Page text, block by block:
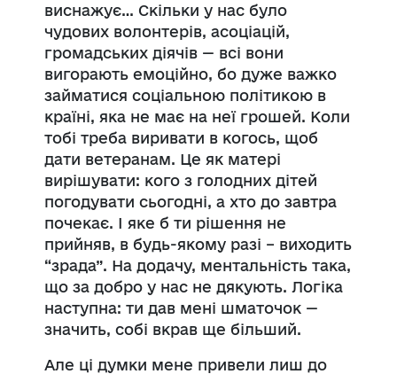
виснажує… Скільки у нас було
чудових волонтерів, асоціацій,
громадських діячів — всі вони
вигорають емоційно, бо дуже важко
займатися соціальною політикою в
країні, яка не має на неї грошей. Коли
тобі треба виривати в когось, щоб
дати ветеранам. Це як матері
вирішувати: кого з голодних дітей
погодувати сьогодні, а хто до завтра
почекає. І яке б ти рішення не
прийняв, в будь-якому разі – виходить
“зрада”. На додачу, ментальність така,
що за добро у нас не дякують. Логіка
наступна: ти дав мені шматочок —
значить, собі вкрав ще більший.
Але ці думки мене привели лиш до